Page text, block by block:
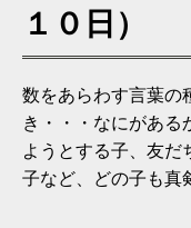
１０日）
数をあらわす言葉の
き・・・なにがある
ようとする子、友だ
子など、どの子も真